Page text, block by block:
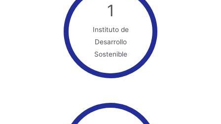
1
Instituto de
Desarrollo
Sostenible